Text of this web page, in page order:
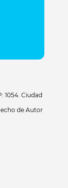
1054. Ciudad
de Autor